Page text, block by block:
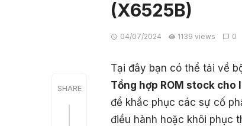
(X6525B)
04/07/2024 1139 views 0
SHARE
Tại đây bạn có thể tải về
Tổng hợp ROM stock cho
để khắc phục các sự cố
điều hành hoặc khôi phục